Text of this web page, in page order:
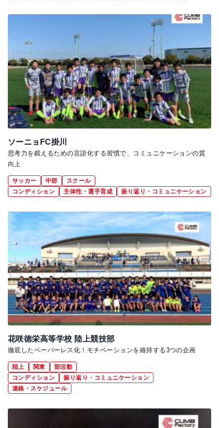
ソーニョFC掛川
思考力を鍛えるための言語化する習慣で、コミュニケーションの質
向上
サッカー 中部
スクール
コンディション
主体性・選手育成 振り返り・コミュニケーション
花咲徳栄高等学校 陸上競技部
徹底したペーパーレス化！モチベーションを維持する3つの企画
陸上 関東
部活動
コンディション
振り返り・コミュニケーション
連絡・スケジュール